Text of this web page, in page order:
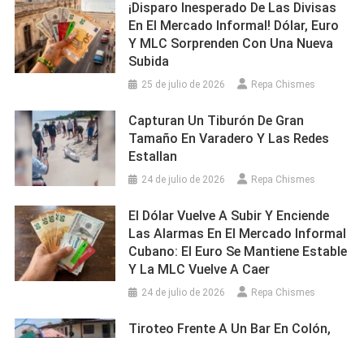
¡Disparo Inesperado De Las Divisas
En El Mercado Informal! Dólar, Euro
Y MLC Sorprenden Con Una Nueva
Subida
25 de julio de 2026 Repa Chismes
Capturan Un Tiburón De Gran
Tamaño En Varadero Y Las Redes
Estallan
24 de julio de 2026 Repa Chismes
El Dólar Vuelve A Subir Y Enciende
Las Alarmas En El Mercado Informal
Cubano: El Euro Se Mantiene Estable
Y La MLC Vuelve A Caer
24 de julio de 2026 Repa Chismes
Tiroteo Frente A Un Bar En Colón,